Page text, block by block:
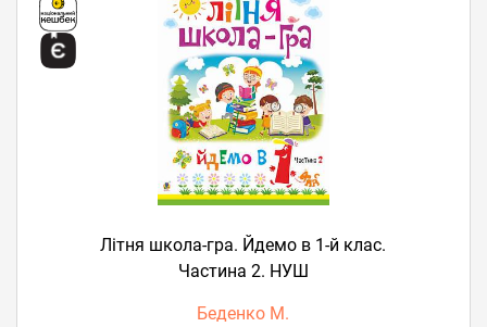
Літня школа-гра. Йдемо в 1-й клас.
Частина 2. НУШ
Беденко М.